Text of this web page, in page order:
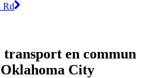
Rd
transport en commun
City